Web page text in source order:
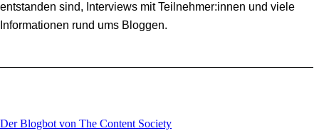
entstanden sind, Interviews mit Teilnehmer:innen und viele
Informationen rund ums Bloggen.
Der Blogbot von The Content Society